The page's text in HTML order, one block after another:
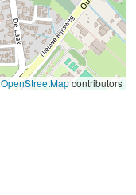
OpenStreetMapcontributors